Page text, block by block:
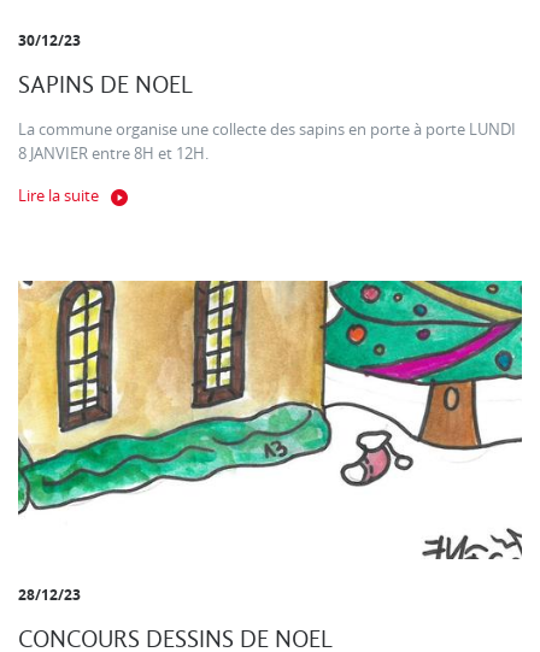
30/12/23
SAPINS DE NOEL
La commune organise une collecte des sapins en porte à porte LUNDI
8 JANVIER entre 8H et 12H.
Lire la suite
28/12/23
CONCOURS DESSINS DE NOEL